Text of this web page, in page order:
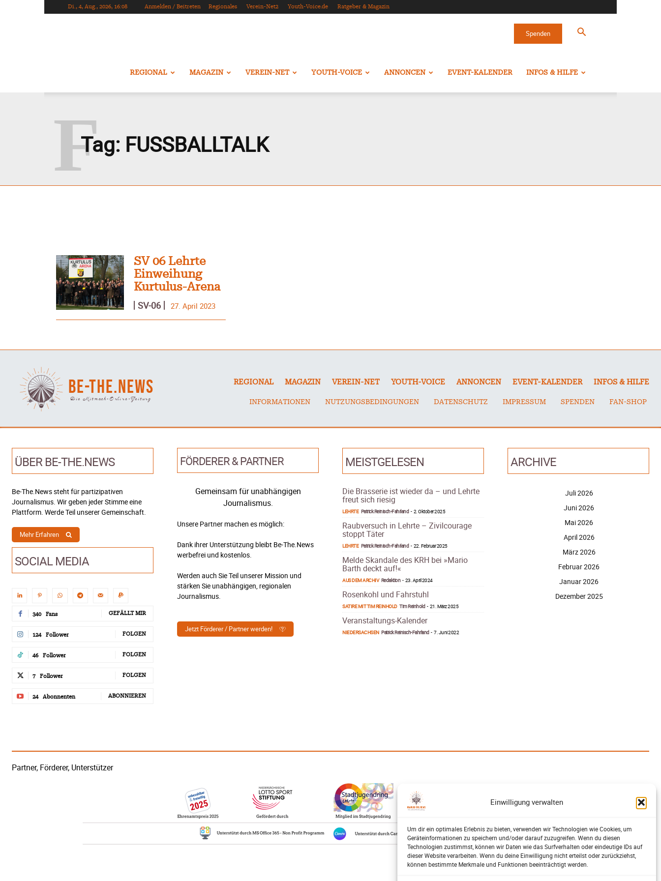
Einwilligung verwalten
Um dir ein optimales Erlebnis zu bieten, verwenden wir Technologien wie Cookies, um
Geräteinformationen zu speichern und/oder darauf zuzugreifen. Wenn du diesen
Technologien zustimmst, können wir Daten wie das Surfverhalten oder eindeutige IDs auf
dieser Website verarbeiten. Wenn du deine Einwilligung nicht erteilst oder zurückziehst,
können bestimmte Merkmale und Funktionen beeinträchtigt werden.
Di., 4, Aug., 2026, 16:08 Anmelden / Beitreten Regionales Verein-Net2 Youth-Voice.de Ratgeber & Magazin
Spenden
REGIONAL MAGAZIN VEREIN-NET YOUTH-VOICE ANNONCEN EVENT-KALENDER INFOS & HILFE
Tag: FUSSBALLTALK
F
SV 06 Lehrte
Einweihung
Kurtulus-Arena
SV-06
27. April 2023
BE-THE.NEWS
Die Mitmach-Online-Zeitung
REGIONAL MAGAZIN VEREIN-NET YOUTH-VOICE ANNONCEN EVENT-KALENDER INFOS & HILFE
INFORMATIONEN NUTZUNGSBEDINGUNGEN DATENSCHUTZ IMPRESSUM SPENDEN FAN-SHOP
ÜBER BE-THE.NEWS
Be-The.News steht für partizipativen
Journalismus. Wir geben jeder Stimme eine
Plattform. Werde Teil unserer Gemeinschaft.
Mehr Erfahren
SOCIAL MEDIA
340 Fans GEFÄLLT MIR
124 Follower FOLGEN
46 Follower FOLGEN
7 Follower FOLGEN
24 Abonnenten ABONNIEREN
FÖRDERER & PARTNER
Gemeinsam für unabhängigen
Journalismus.
Unsere Partner machen es möglich:
Dank ihrer Unterstützung bleibt Be-The.News
werbefrei und kostenlos.
Werden auch Sie Teil unserer Mission und
stärken Sie unabhängigen, regionalen
Journalismus.
Jetzt Förderer / Partner werden!
MEISTGELESEN
Die Brasserie ist wieder da – und Lehrte
freut sich riesig
LEHRTE Patrick Reinisch-Fahrland - 2. Oktober 2025
Raubversuch in Lehrte – Zivilcourage
stoppt Täter
LEHRTE Patrick Reinisch-Fahrland - 22. Februar 2025
Melde Skandale des KRH bei »Mario
Barth deckt auf!«
AUS DEM ARCHIV Redaktion - 23. April 2024
Rosenkohl und Fahrstuhl
SATIRE MIT TIM REINHOLD Tim Reinhold - 21. März 2025
Veranstaltungs-Kalender
NIEDERSACHSEN Patrick Reinisch-Fahrland - 7. Juni 2022
ARCHIVE
Juli 2026
Juni 2026
Mai 2026
April 2026
März 2026
Februar 2026
Januar 2026
Dezember 2025
Partner, Förderer, Unterstützer